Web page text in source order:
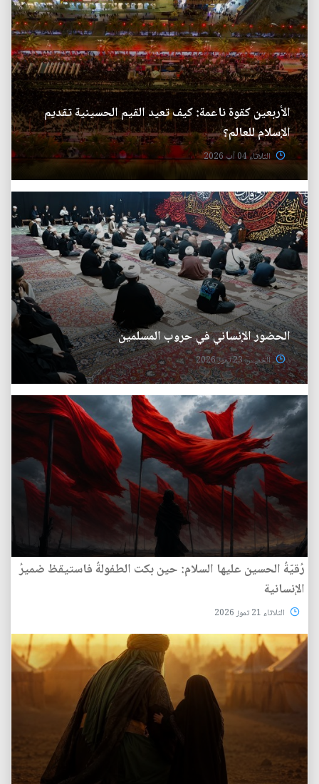
الأربعين كقوة ناعمة: كيف تعيد القيم الحسينية تقديم
الإسلام للعالم؟
الثلاثاء 04 آب 2026
الحضور الإنساني في حروب المسلمين
الخميس 23 تموز 2026
رُقيّةُ الحسين عليها السلام: حين بكت الطفولةُ فاستيقظ ضميرُ
الإنسانية
الثلاثاء 21 تموز 2026